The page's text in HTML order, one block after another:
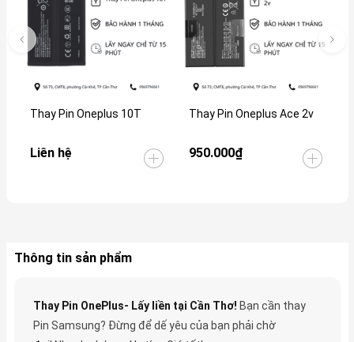
Thay Pin Oneplus 10T
Liên hệ
Thay Pin Oneplus Ace 2v
950.000₫
Thông tin sản phẩm
Thay Pin OnePlus- Lấy liền tại Cần Thơ! Bạn cần thay
Pin Samsung? Đừng để dế yêu của bạn phải chờ